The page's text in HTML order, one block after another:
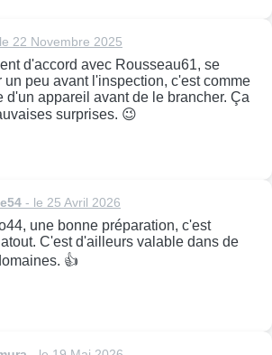
22 Novembre 2025
d'accord avec Rousseau61, se
un peu avant l'inspection, c'est comme
d'un appareil avant de le brancher. Ça
surprises. 😉
- le 25 Avril 2026
une bonne préparation, c'est
C'est d'ailleurs valable dans de
👍